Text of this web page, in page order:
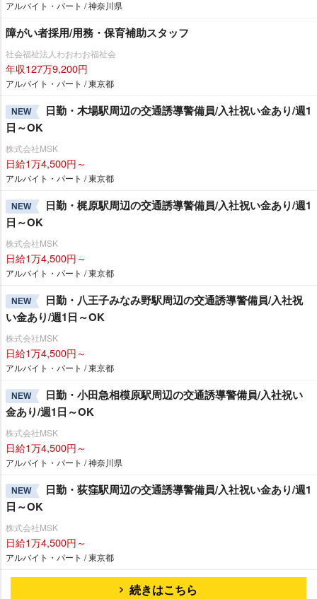
アルバイト・パート / 神奈川県
障がい者採用/用務・保育補助スタッフ
社会福祉法人わおわお福祉会
年収127万9,200円
アルバイト・パート / 東京都
NEW
日勤・木場駅周辺の交通誘導警備員/入社祝い金あり/週1
日～OK
株式会社MSK
日給1万4,500円～
アルバイト・パート / 東京都
NEW
日勤・梶原駅周辺の交通誘導警備員/入社祝い金あり/週1
日～OK
株式会社MSK
日給1万4,500円～
アルバイト・パート / 東京都
NEW
日勤・八王子みなみ野駅周辺の交通誘導警備員/入社祝
い金あり/週1日～OK
株式会社MSK
日給1万4,500円～
アルバイト・パート / 東京都
NEW
日勤・小田急相模原駅周辺の交通誘導警備員/入社祝い
金あり/週1日～OK
株式会社MSK
日給1万4,500円～
アルバイト・パート / 神奈川県
NEW
日勤・荻窪駅周辺の交通誘導警備員/入社祝い金あり/週1
日～OK
株式会社MSK
日給1万4,500円～
アルバイト・パート / 東京都
続きはこちら